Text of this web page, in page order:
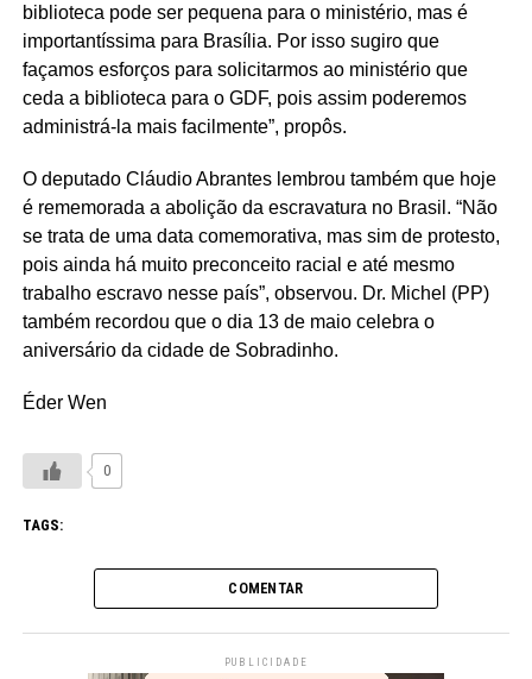
biblioteca pode ser pequena para o ministério, mas é
importantíssima para Brasília. Por isso sugiro que
façamos esforços para solicitarmos ao ministério que
ceda a biblioteca para o GDF, pois assim poderemos
administrá-la mais facilmente”, propôs.
O deputado Cláudio Abrantes lembrou também que hoje
é rememorada a abolição da escravatura no Brasil. “Não
se trata de uma data comemorativa, mas sim de protesto,
pois ainda há muito preconceito racial e até mesmo
trabalho escravo nesse país”, observou. Dr. Michel (PP)
também recordou que o dia 13 de maio celebra o
aniversário da cidade de Sobradinho.
Éder Wen
0
TAGS:
COMENTAR
PUBLICIDADE